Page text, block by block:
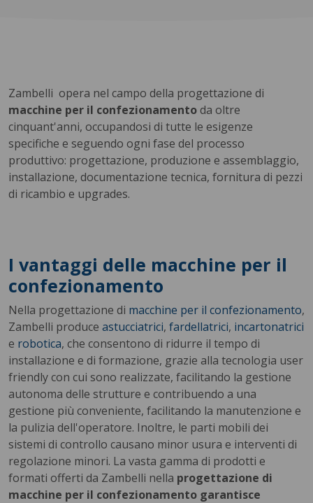
Zambelli opera nel campo della progettazione di
macchine per il confezionamentoda oltre
cinquant'anni, occupandosi di tutte le esigenze
specifiche e seguendo ogni fase del processo
produttivo: progettazione, produzione e assemblaggio,
installazione, documentazione tecnica, fornitura di pezzi
di ricambio e upgrades.
I vantaggi delle macchine per il
confezionamento
Nella progettazione di macchine per il confezionamento,
Zambelli produce astucciatrici, fardellatrici, incartonatrici
e robotica, che consentono di ridurre il tempo di
installazione e di formazione, grazie alla tecnologia user
friendly con cui sono realizzate, facilitando la gestione
autonoma delle strutture e contribuendo a una
gestione più conveniente, facilitando la manutenzione e
la pulizia dell'operatore. Inoltre, le parti mobili dei
sistemi di controllo causano minor usura e interventi di
regolazione minori. La vasta gamma di prodotti e
formati offerti da Zambelli nella progettazione di
macchine per il confezionamento garantisce